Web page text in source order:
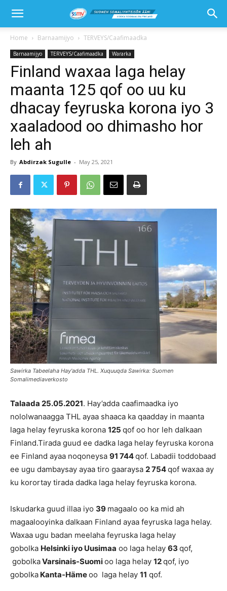
Home Barnaamijyo TERVEYS/Caafimaadka
Barnaamijyo TERVEYS/Caafimaadka Wararka
Finland waxaa laga helay
maanta 125 qof oo uu ku
dhacay feyruska korona iyo 3
xaaladood oo dhimasho hor
leh ah
By Abdirzak Sugulle - May 25, 2021
Sawirka Tabeelaha Hay'adda THL. Xuquuqda Sawirka: Suomen
Somalimediaverkosto
Talaada 25.05.2021. Hay’adda caafimaadka iyo
nololwanaagga THL ayaa shaaca ka qaadday in maanta
laga helay feyruska korona 125 qof oo hor leh dalkaan
Finland.Tirada guud ee dadka laga helay feyruska korona
ee Finland ayaa noqoneysa 91 744qof. Labadii toddobaad
ee ugu dambaysay ayaa tiro gaaraysa 2 754qof waxaa ay
ku korortay tirada dadka laga helay feyruska korona.
Iskudarka guud illaa iyo 39 magaalo oo ka mid ah
magaalooyinka dalkaan Finland ayaa feyruska laga helay.
Waxaa ugu badan meelaha feyruska laga helay
gobolka Helsinki iyo Uusimaa oo laga helay 63 qof,
gobolkaVarsinais-Suomioo laga helay 12qof, iyo
gobolka Kanta-Hämeoo laga helay 11 qof.